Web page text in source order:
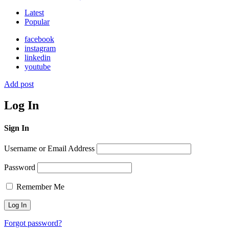
Latest
Popular
facebook
instagram
linkedin
youtube
Add post
Log In
Sign In
Username or Email Address
Password
Remember Me
Forgot password?